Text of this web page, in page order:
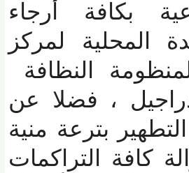
بكافة أرجاء
لمركز
النظافة
، فضلا عن
بترعة منية
التراكمات